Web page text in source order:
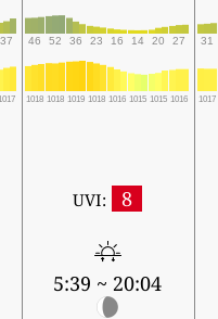
37 46 52 36 23 16 14 20 27 31
1018 1018 1019 1018 1016 1015 1015 1016 1017
UVI: 8
5:39 ~ 20:04